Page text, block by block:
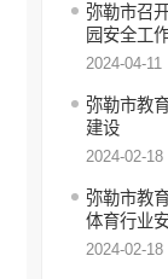
行政审批信
审计信息公开
国有土地上
自然资源政务
征地信息公开
工商登记和
弥勒市召
园安全工
2024-04-11
弥勒市教
建设
2024-02-18
弥勒市教
体育行业
2024-02-18